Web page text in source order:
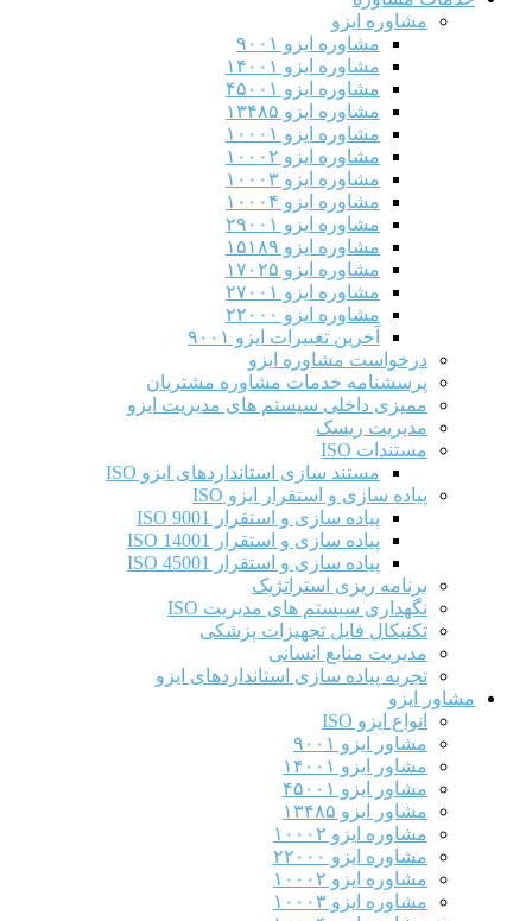
مشاوره ایزو
مشاوره ایزو ۹۰۰۱
مشاوره ایزو ۱۴۰۰۱
مشاوره ایزو ۴۵۰۰۱
مشاوره ایزو ۱۳۴۸۵
مشاوره ایزو ۱۰۰۰۱
مشاوره ایزو ۱۰۰۰۲
مشاوره ایزو ۱۰۰۰۳
مشاوره ایزو ۱۰۰۰۴
مشاوره ایزو ۲۹۰۰۱
مشاوره ایزو ۱۵۱۸۹
مشاوره ایزو ۱۷۰۲۵
مشاوره ایزو ۲۷۰۰۱
مشاوره ایزو ۲۲۰۰۰
آخرین تغییرات ایزو ۹۰۰۱
درخواست مشاوره ایزو
پرسشنامه خدمات مشاوره مشتریان
ممیزی داخلی سیستم های مدیریت ایزو
مدیریت ریسک
مستندات ISO
مستند سازی استانداردهای ایزو ISO
پیاده سازی و استقرار ایزو ISO
پیاده سازی و استقرار ISO 9001​
پیاده سازی و استقرار ISO 14001
پیاده سازی و استقرار ISO 45001
برنامه ریزی استراتژیک
نگهداری سیستم های مدیریت ISO
تکنیکال فایل تجهیزات پزشکی
مدیریت منابع انسانی
تجربه پیاده سازی استانداردهای ایزو
مشاور ایزو
انواع ایزو ISO
مشاور ایزو ۹۰۰۱
مشاور ایزو ۱۴۰۰۱
مشاور ایزو ۴۵۰۰۱
مشاور ایزو ۱۳۴۸۵
مشاوره ایزو ۱۰۰۰۲
مشاوره ایزو ۲۲۰۰۰
مشاوره ایزو ۱۰۰۰۲
مشاوره ایزو ۱۰۰۰۳